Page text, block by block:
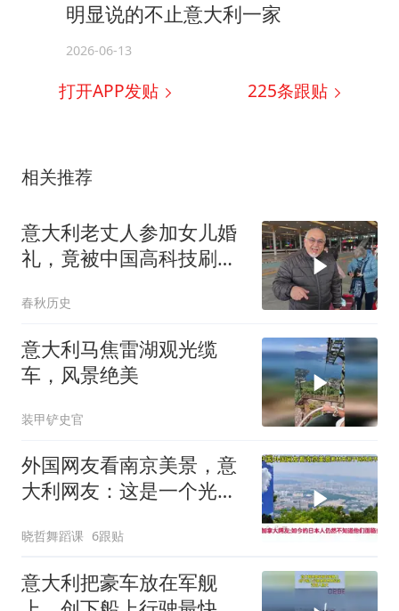
明显说的不止意大利一家
2026-06-13
打开APP发贴 225条跟贴
相关推荐
意大利老丈人参加女儿婚
礼，竟被中国高科技刷新
中国
春秋历史
意大利马焦雷湖观光缆
车，风景绝美
装甲铲史官
外国网友看南京美景，意
大利网友：这是一个光明
晓哲舞蹈课 6跟贴
意大利把豪车放在军舰